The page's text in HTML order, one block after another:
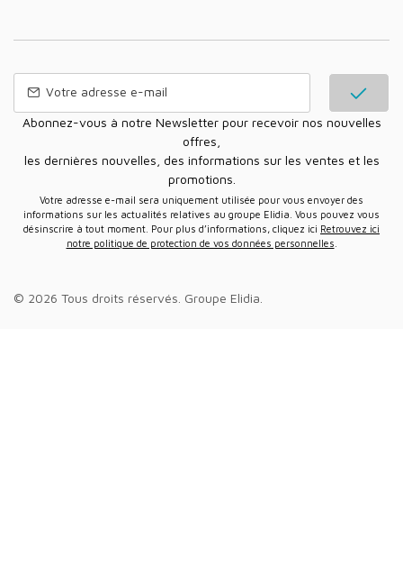
Abonnez-vous à notre Newsletter pour recevoir nos nouvelles
offres,
les dernières nouvelles, des informations sur les ventes et les
promotions.
Votre adresse e-mail sera uniquement utilisée pour vous envoyer des
informations sur les actualités relatives au groupe Elidia. Vous pouvez vous
désinscrire à tout moment. Pour plus d’informations, cliquez ici Retrouvez ici
notre politique de protection de vos données personnelles
© 2026 Tous droits réservés. Groupe Elidia